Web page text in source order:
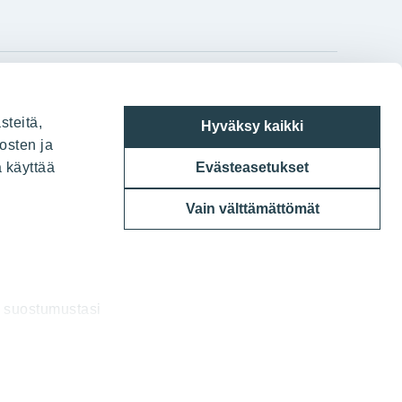
ja
käyttää
suostumustasi
Hyväksy kaikki
Evästeasetukset
Vain välttämättömät
Panuntie 11, PL 36, 00620 Helsinki
020 433 111